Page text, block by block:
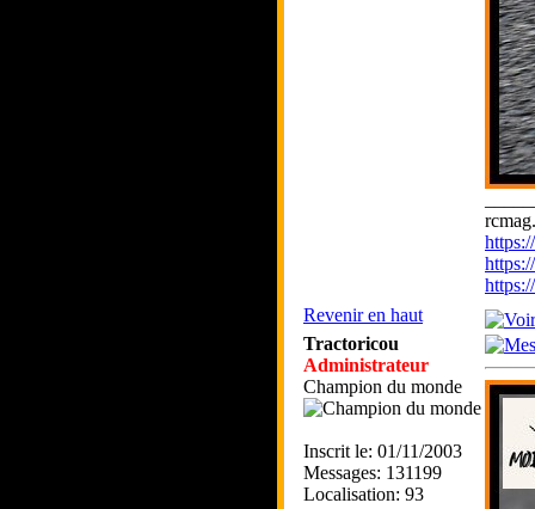
Revenir en haut
Tractoricou
Administrateur
Champion du monde
Inscrit le: 01/11/2003
Messages: 131199
Localisation: 93